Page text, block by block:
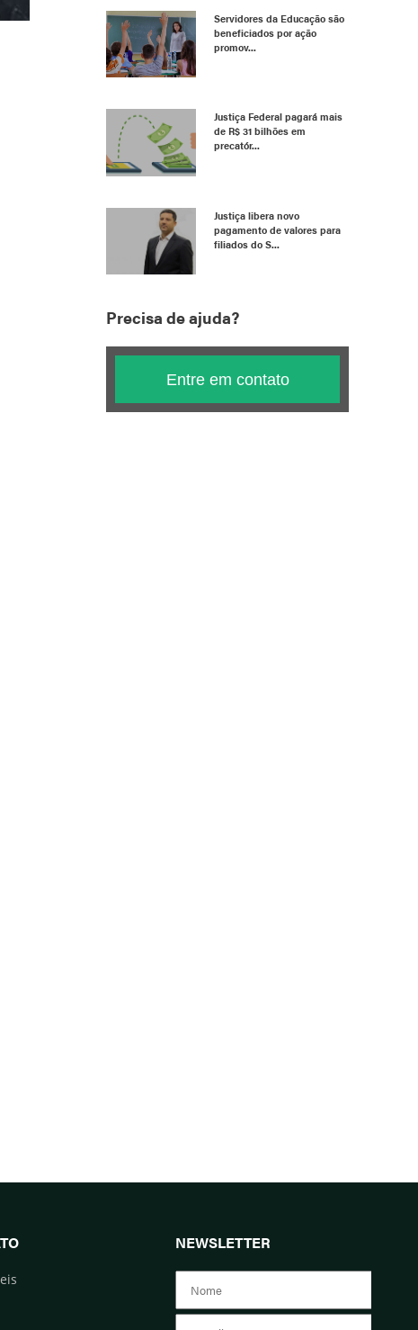
Servidores da Educação são
beneficiados por ação
promov...
Justiça Federal pagará mais
de R$ 31 bilhões em
precatór...
Justiça libera novo
pagamento de valores para
filiados do S...
Precisa de ajuda?
Entre em contato
NEWSLETTER